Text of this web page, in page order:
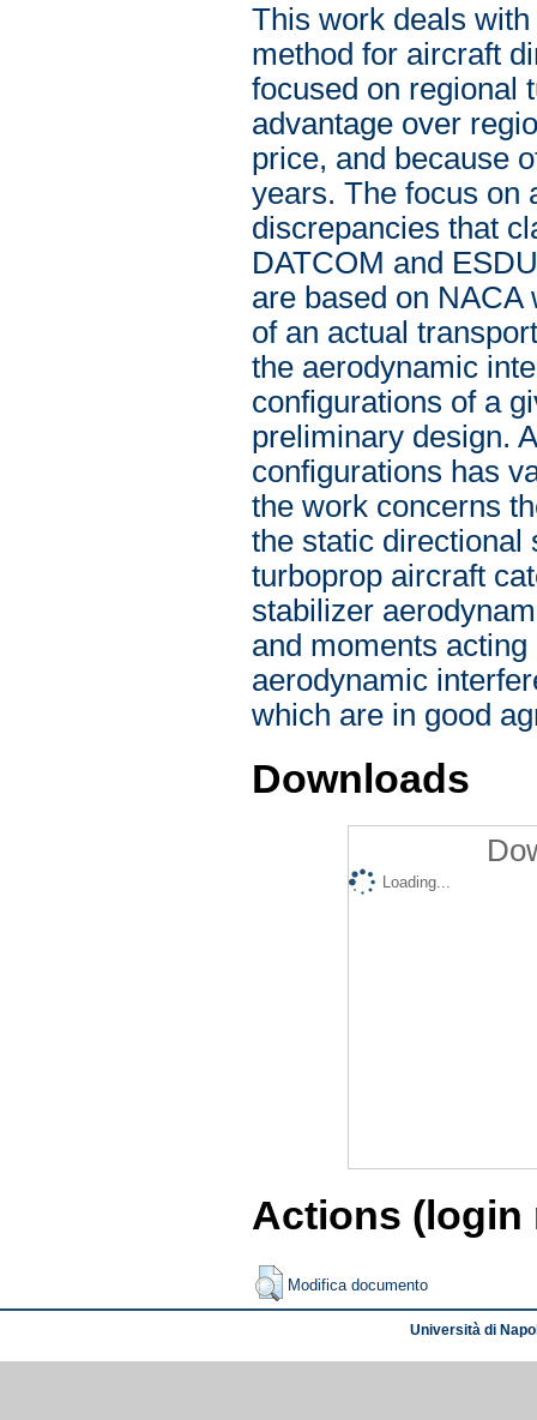
This work deals
method for aircraft
focused on regional
advantage over
price, and because
years. The focus on
discrepancies that
DATCOM and
are based on NACA
of an actual
the aerodynamic
configurations of a
preliminary design.
configurations has
the work concerns
the static directional
turboprop aircraft
stabilizer
and moments
aerodynamic
which are in good
Downloads
Loading...
Actions (login
Modifica documento
Università di